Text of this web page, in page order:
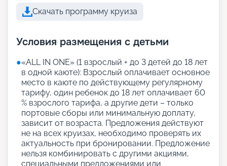
Скачать программу круиза
Условия размещения с детьми
●«АLL IN ONE» (1 взрослый + до 3 детей до 18 лет
в одной каюте): Взрослый оплачивает основное
место в каюте по действующему регулярному
тарифу, один ребенок до 18 лет оплачивает 60
% взрослого тарифа, а другие дети – только
портовые сборы или минимальную доплату,
зависит от возраста. Предложения действуют
не на всех круизах, необходимо проверять их
актуальность при бронировании. Предложение
нельзя комбинировать с другими акциями,
специальными предложениями или